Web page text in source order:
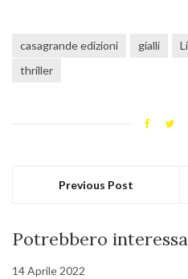
casagrande edizioni gialli
thriller
Previous Post
Potrebbero
14 Aprile 2022